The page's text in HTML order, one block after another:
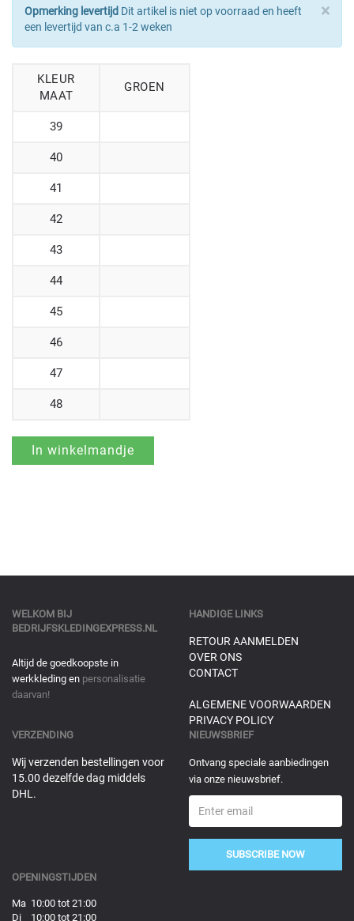
×
Opmerking levertijd Dit artikel is niet op voorraad en heeft
een levertijd van c.a 1-2 weken
KLEUR
MAAT
GROEN
39
40
41
42
43
44
45
46
47
48
WELKOM BIJ
BEDRIJFSKLEDINGEXPRESS.NL
Altijd de goedkoopste in
werkkleding en personalisatie
daarvan!
HANDIGE LINKS
RETOUR AANMELDEN
OVER ONS
CONTACT
ALGEMENE VOORWAARDEN
PRIVACY POLICY
VERZENDING
Wij verzenden bestellingen voor
15.00 dezelfde dag middels
DHL.
NIEUWSBRIEF
Ontvang speciale aanbiedingen
via onze nieuwsbrief.
SUBSCRIBE NOW
OPENINGSTIJDEN
Ma 10:00 tot 21:00
Di 10:00 tot 21:00